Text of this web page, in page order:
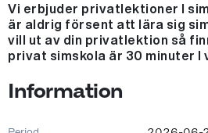
Vi erbjuder privatlektioner I
är aldrig försent att lära sig
vill ut av din privatlektion så
privat simskola är 30 minuter I
Information